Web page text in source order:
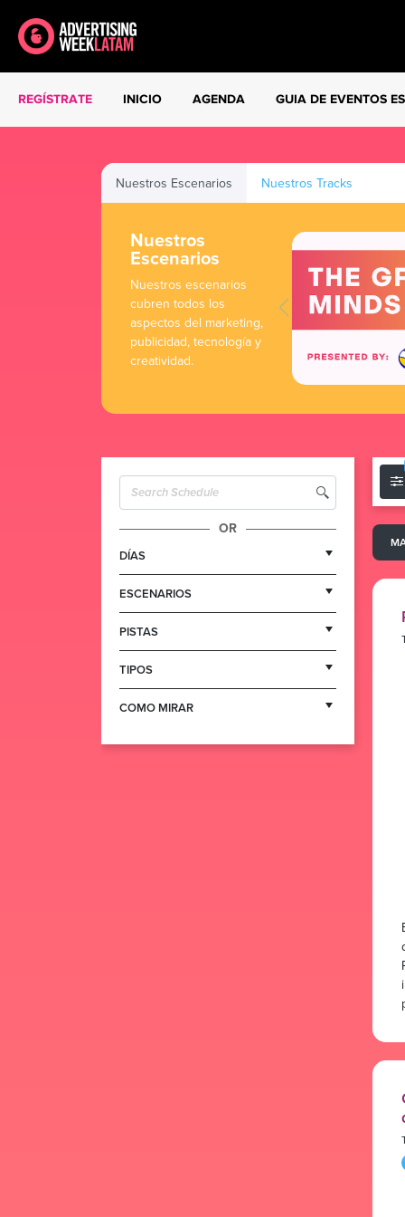
REGÍSTRATE INICIO AGENDA GUIA DE EVENTOS
Nuestros Escenarios Nuestros Tracks
Nuestros
Escenarios
Nuestros escenarios
cubren todos los
aspectos del marketing,
publicidad, tecnología y
creatividad.
OR
DÍAS
ESCENARIOS
PISTAS
TIPOS
COMO MIRAR